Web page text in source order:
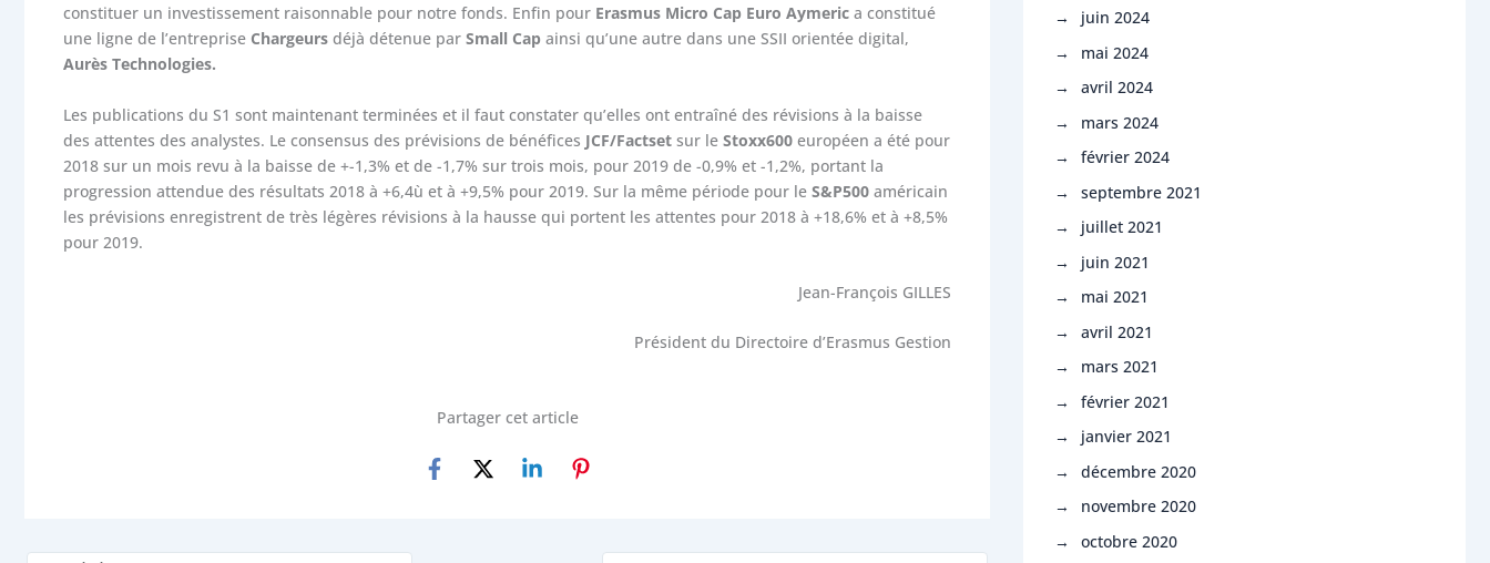
constituer un investissement raisonnable pour notre fonds. Enfin pour Erasmus Micro Cap Euro Aymeric a constitué
une ligne de l’entreprise Chargeurs déjà détenue par Small Cap ainsi qu’une autre dans une SSII orientée digital,
Aurès Technologies.
Les publications du S1 sont maintenant terminées et il faut constater qu’elles ont entraîné des révisions à la baisse
des attentes des analystes. Le consensus des prévisions de bénéfices JCF/Factset sur le Stoxx600 européen a été pour
2018 sur un mois revu à la baisse de +-1,3% et de -1,7% sur trois mois, pour 2019 de -0,9% et -1,2%, portant la
progression attendue des résultats 2018 à +6,4ù et à +9,5% pour 2019. Sur la même période pour le S&P500 américain
les prévisions enregistrent de très légères révisions à la hausse qui portent les attentes pour 2018 à +18,6% et à +8,5%
pour 2019.
Jean-François GILLES
Président du Directoire d’Erasmus Gestion
Partager cet article
juin 2024
mai 2024
avril 2024
mars 2024
février 2024
septembre 2021
juillet 2021
juin 2021
mai 2021
avril 2021
mars 2021
février 2021
janvier 2021
décembre 2020
novembre 2020
octobre 2020